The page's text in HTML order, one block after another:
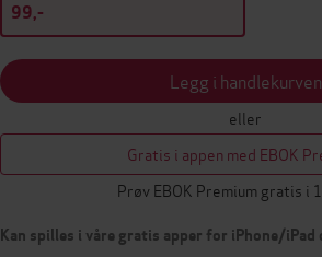
99,-
Legg i handlekurven
eller
Gratis i appen med EBOK
Prøv EBOK Premium gratis i
Kan spilles i våre gratis apper for iPhone/iPad